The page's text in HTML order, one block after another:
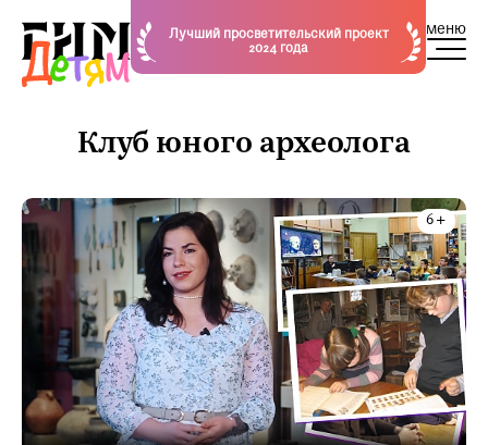
Лучший просветительский проект
2024 года
меню
Клуб юного археолога